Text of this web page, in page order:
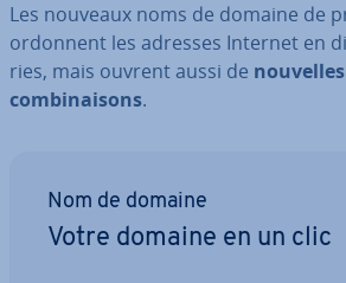
Les nouveaux noms de domaine de
ordonnent les adresses Internet en
ries, mais ouvrent aussi de
com­bi­nai­sons.
Nom de domaine
Votre domaine en un clic